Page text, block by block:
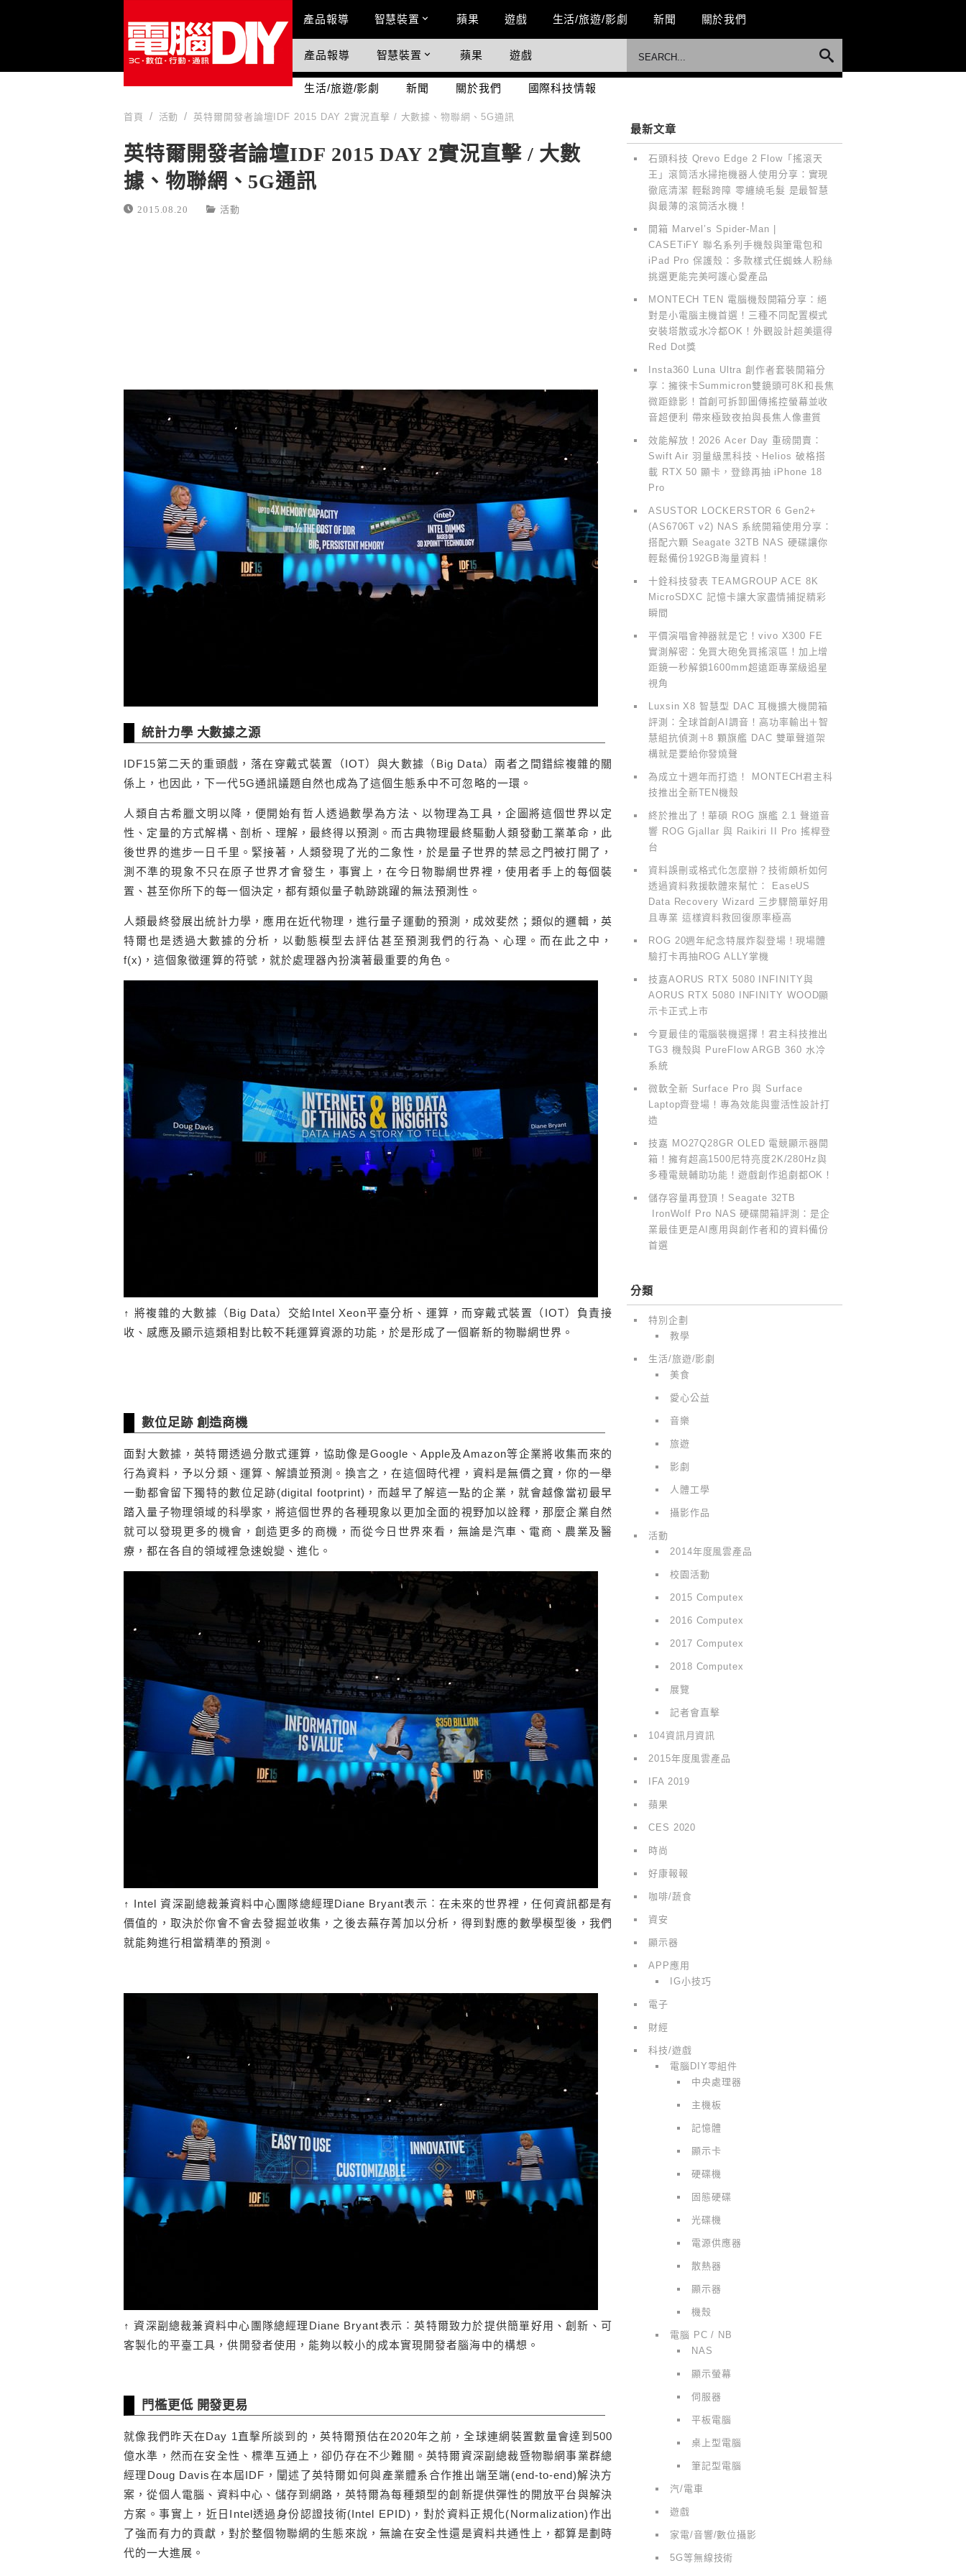
Main Menu
產品報導 智慧裝置 蘋果 遊戲 生活/旅遊/影劇 新聞 關於我們
國際科技情報
產品報導 智慧裝置 蘋果 遊戲
生活/旅遊/影劇 新聞 關於我們 國際科技情報
首頁 活動 英特爾開發者論壇IDF 2015 DAY 2實況直擊 / 大數據、物聯網、5G通訊
英特爾開發者論壇IDF 2015 DAY 2實況直擊 / 大數
據、物聯網、5G通訊
2015.08.20 活動
統計力學 大數據之源
IDF15第二天的重頭戲，落在穿戴式裝置（IOT）與大數據（Big Data）兩者之間錯綜複雜的關
係上，也因此，下一代5G通訊議題自然也成為了這個生態系中不可忽略的一環。
人類自古希臘文明以降，便開始有哲人透過數學為方法、以物理為工具，企圖將這個世界以定
性、定量的方式解構、剖析、理解，最終得以預測。而古典物理最終驅動人類發動工業革命，此
後世界的進步一日千里。緊接著，人類發現了光的二象性，於是量子世界的禁忌之門被打開了，
測不準的現象不只在原子世界才會發生，事實上，在今日物聯網世界裡，使用者手上的每個裝
置、甚至你所下的每一個決定，都有類似量子軌跡跳躍的無法預測性。
人類最終發展出統計力學，應用在近代物理，進行量子運動的預測，成效斐然；類似的邏輯，英
特爾也是透過大數據的分析，以動態模型去評估甚至預測我們的行為、心理。而在此之中，
f(x)，這個象徵運算的符號，就於處理器內扮演著最重要的角色。
↑ 將複雜的大數據（Big Data）交給Intel Xeon平臺分析、運算，而穿戴式裝置（IOT）負責接
收、感應及顯示這類相對比較不耗運算資源的功能，於是形成了一個嶄新的物聯網世界。
數位足跡 創造商機
面對大數據，英特爾透過分散式運算，協助像是Google、Apple及Amazon等企業將收集而來的
行為資料，予以分類、運算、解讀並預測。換言之，在這個時代裡，資料是無價之寶，你的一舉
一動都會留下獨特的數位足跡(digital footprint)，而越早了解這一點的企業，就會越像當初最早
踏入量子物理領域的科學家，將這個世界的各種現象以更加全面的視野加以詮釋，那麼企業自然
就可以發現更多的機會，創造更多的商機，而從今日世界來看，無論是汽車、電商、農業及醫
療，都在各自的領域裡急速蛻變、進化。
↑ Intel 資深副總裁兼資料中心團隊總經理Diane Bryant表示︰在未來的世界裡，任何資訊都是有
價值的，取決於你會不會去發掘並收集，之後去蕪存菁加以分析，得到對應的數學模型後，我們
就能夠進行相當精準的預測。
↑ 資深副總裁兼資料中心團隊總經理Diane Bryant表示︰英特爾致力於提供簡單好用、創新、可
客製化的平臺工具，供開發者使用，能夠以較小的成本實現開發者腦海中的構想。
門檻更低 開發更易
就像我們昨天在Day 1直擊所談到的，英特爾預估在2020年之前，全球連網裝置數量會達到500
億水準，然而在安全性、標準互通上，卻仍存在不少難關。英特爾資深副總裁暨物聯網事業群總
經理Doug Davis在本屆IDF，闡述了英特爾如何與產業體系合作推出端至端(end-to-end)解決方
案，從個人電腦、資料中心、儲存到網路，英特爾為每種類型的創新提供彈性的開放平台與解決
方案。事實上，近日Intel透過身份認證技術(Intel EPID)，對於資料正規化(Normalization)作出
了強而有力的貢獻，對於整個物聯網的生態來說，無論在安全性還是資料共通性上，都算是劃時
代的一大進展。
最新文章
石頭科技 Qrevo Edge 2 Flow「搖滾天
王」滾筒活水掃拖機器人使用分享：實現
徹底清潔 輕鬆跨障 零纏繞毛髮 是最智慧
與最薄的滾筒活水機！
開箱 Marvel’s Spider-Man |
CASETiFY 聯名系列手機殼與筆電包和
iPad Pro 保護殼：多款樣式任蜘蛛人粉絲
挑選更能完美呵護心愛產品
MONTECH TEN 電腦機殼開箱分享：絕
對是小電腦主機首選！三種不同配置模式
安裝塔散或水冷都OK！外觀設計超美還得
Red Dot獎
Insta360 Luna Ultra 創作者套裝開箱分
享：擁徠卡Summicron雙鏡頭可8K和長焦
微距錄影！首創可拆卸圖傳搖控螢幕並收
音超便利 帶來極致夜拍與長焦人像畫質
效能解放！2026 Acer Day 重磅開賣：
Swift Air 羽量級黑科技、Helios 破格搭
載 RTX 50 顯卡，登錄再抽 iPhone 18
Pro
ASUSTOR LOCKERSTOR 6 Gen2+
(AS6706T v2) NAS 系統開箱使用分享：
搭配六顆 Seagate 32TB NAS 硬碟讓你
輕鬆備份192GB海量資料！
十銓科技發表 TEAMGROUP ACE 8K
MicroSDXC 記憶卡讓大家盡情捕捉精彩
瞬間
平價演唱會神器就是它！vivo X300 FE
實測解密：免買大砲免買搖滾區！加上增
距鏡一秒解鎖1600mm超遠距專業級追星
視角
Luxsin X8 智慧型 DAC 耳機擴大機開箱
評測：全球首創AI調音！高功率輸出＋智
慧組抗偵測＋8 顆旗艦 DAC 雙單聲道架
構就是要給你發燒聲
為成立十週年而打造！ MONTECH君主科
技推出全新TEN機殼
終於推出了！華碩 ROG 旗艦 2.1 聲道音
響 ROG Gjallar 與 Raikiri II Pro 搖桿登
台
資料誤刪或格式化怎麼辦？技術頗析如何
透過資料救援軟體來幫忙： EaseUS
Data Recovery Wizard 三步驟簡單好用
且專業 這樣資料救回復原率極高
ROG 20週年紀念特展炸裂登場！現場體
驗打卡再抽ROG ALLY掌機
技嘉AORUS RTX 5080 INFINITY與
AORUS RTX 5080 INFINITY WOOD顯
示卡正式上市
今夏最佳的電腦裝機選擇！君主科技推出
TG3 機殼與 PureFlow ARGB 360 水冷
系統
微軟全新 Surface Pro 與 Surface
Laptop齊登場！專為效能與靈活性設計打
造
技嘉 MO27Q28GR OLED 電競顯示器開
箱！擁有超高1500尼特亮度2K/280Hz與
多種電競輔助功能！遊戲創作追劇都OK！
儲存容量再登頂！Seagate 32TB
IronWolf Pro NAS 硬碟開箱評測：是企
業最佳更是AI應用與創作者和的資料備份
首選
分類
特別企劃
教學
生活/旅遊/影劇
美食
愛心公益
音樂
旅遊
影劇
人體工學
攝影作品
活動
2014年度風雲產品
校園活動
2015 Computex
2016 Computex
2017 Computex
2018 Computex
展覽
記者會直擊
104資訊月資訊
2015年度風雲產品
IFA 2019
蘋果
CES 2020
時尚
好康報報
咖啡/蔬食
資安
顯示器
APP應用
IG小技巧
電子
財經
科技/遊戲
電腦DIY零組件
中央處理器
主機板
記憶體
顯示卡
硬碟機
固態硬碟
光碟機
電源供應器
散熱器
顯示器
機殼
電腦 PC / NB
NAS
顯示螢幕
伺服器
平板電腦
桌上型電腦
筆記型電腦
汽/電車
遊戲
家電/音響/數位攝影
5G等無線技術